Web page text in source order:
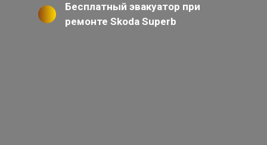
Бесплатный эвакуатор при
ремонте Skoda Superb